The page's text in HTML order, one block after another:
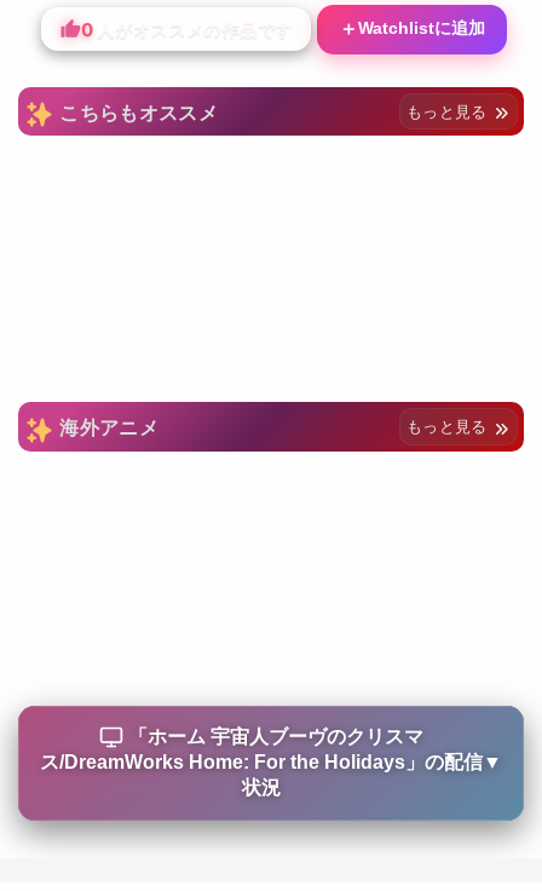
0 人がオススメの作品です ＋Watchlistに追加
こちらもオススメ もっと見る
海外アニメ もっと見る
「 ホーム 宇宙人ブーヴのクリスマ
ス/DreamWorks Home: For the Holidays」の配信
状況
▼